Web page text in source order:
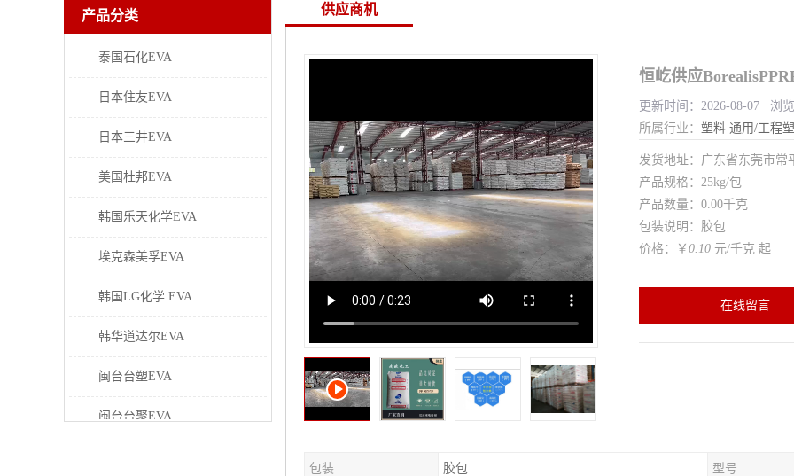
产品分类
泰国石化EVA
日本住友EVA
日本三井EVA
美国杜邦EVA
韩国乐天化学EVA
埃克森美孚EVA
韩国LG化学 EVA
韩华道达尔EVA
闽台台塑EVA
闽台台聚EVA
供应商机
恒屹供应
更新时间：2026-08-07 浏
所属行业： 塑料 通用/工程
发货地址：广东省东莞市常
产品规格：25kg/包
产品数量：0.00千克
包装说明：胶包
价格：￥ 0.10 元/千克 起
在线留言
包装 胶包 型号